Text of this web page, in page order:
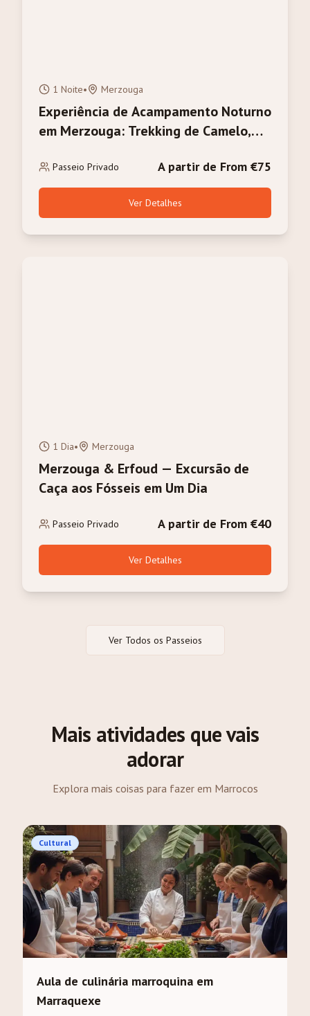
1 Noite• Merzouga
Experiência de Acampamento Noturno
em Merzouga: Trekking de Camelo,
Passeio Privado A partir de From €75
Ver Detalhes
1 Dia• Merzouga
Merzouga & Erfoud — Excursão de
Caça aos Fósseis em Um Dia
Passeio Privado A partir de From €40
Ver Detalhes
Ver Todos os Passeios
Mais atividades que vais
adorar
Explora mais coisas para fazer em Marrocos
Cultural
Aula de culinária marroquina em
Marraquexe